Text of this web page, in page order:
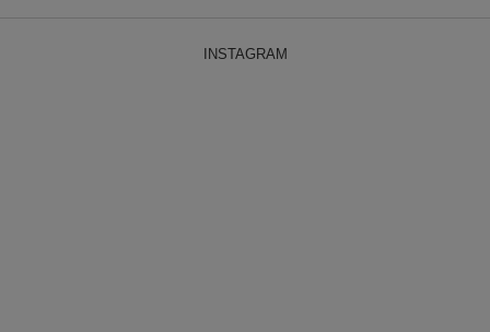
INSTAGRAM